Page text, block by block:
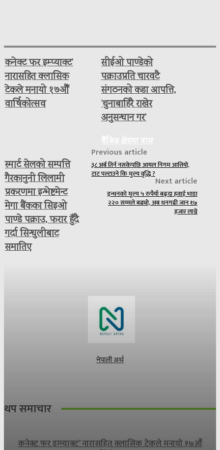
कनेक्ट फर इम्प्याक्ट’
नारासहित क्लासिक
टेकले मनायो १७औँ
वार्षिकोत्सव
सीईओ पाण्डेको
पक्राउप्रति चारवटै
संगठनको कडा आपत्ति,
‘थुनाबाहिरै राखेर
अनुसन्धान गर’
स्मार्ट सेलको सम्पत्ति
गैरकानुनी लिलामी
प्रकरणमा इन्भेष्टमेन्ट
मेगा बैंकका सिइओ
पाण्डे पक्राउ, फरार हुँदै
गर्दा सिन्धुलीबाट
समातिए
Previous article
३८ अर्ब तिर्न नसकेपछि आयल निगम आत्तियो,
टाट पल्टाउने कि मुल्य वृद्धि ?
Next article
इन्धनको मूल्य ५ रुपैयाँ बढ्दा हवाई भाडा
२२० सम्मले बढ्यो, अब धनगढी जान १७
हजार लाग्ने
नेपाली अर्थ
थप समाचार
कनेक्ट फर इम्प्याक्ट’ नारासहित क्लासिक टेकले मनायो १७औँ